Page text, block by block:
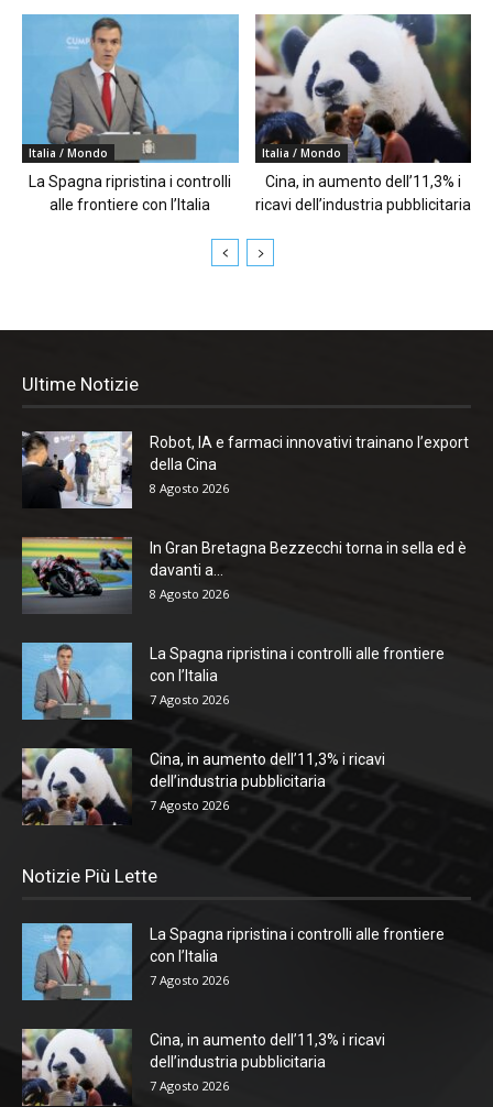
Italia / Mondo
La Spagna ripristina i controlli
alle frontiere con l’Italia
Italia / Mondo
Cina, in aumento dell’11,3% i
ricavi dell’industria pubblicitaria
Ultime Notizie
Robot, IA e farmaci innovativi trainano l’export
della Cina
8 Agosto 2026
In Gran Bretagna Bezzecchi torna in sella ed è
davanti a...
8 Agosto 2026
La Spagna ripristina i controlli alle frontiere
con l’Italia
7 Agosto 2026
Cina, in aumento dell’11,3% i ricavi
dell’industria pubblicitaria
7 Agosto 2026
Notizie Più Lette
La Spagna ripristina i controlli alle frontiere
con l’Italia
7 Agosto 2026
Cina, in aumento dell’11,3% i ricavi
dell’industria pubblicitaria
7 Agosto 2026